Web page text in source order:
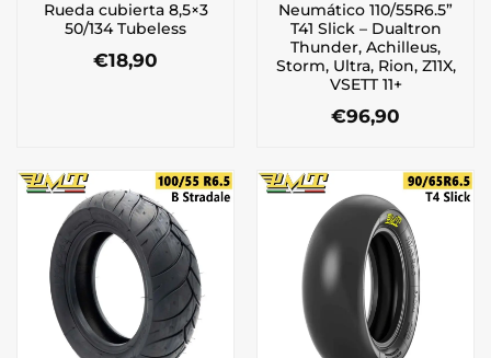
Rueda cubierta 8,5×3
50/134 Tubeless
€18,90
Neumático 110/55R6.5”
T41 Slick – Dualtron
Thunder, Achilleus,
Storm, Ultra, Rion, Z11X,
VSETT 11+
€96,90